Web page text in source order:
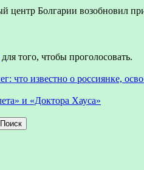
центр Болгарии возобновил
для того, чтобы проголосовать.
что известно о россиянке,
и «Доктора Хауса»
Поиск